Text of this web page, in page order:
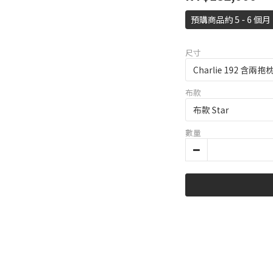
預購商品約 5 - 6 個月
尺寸
布款
數量